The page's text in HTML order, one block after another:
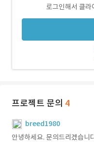
로그인해서 클라
프로젝트 문의 4
breed1980
안녕하세요. 문의드리겠습니